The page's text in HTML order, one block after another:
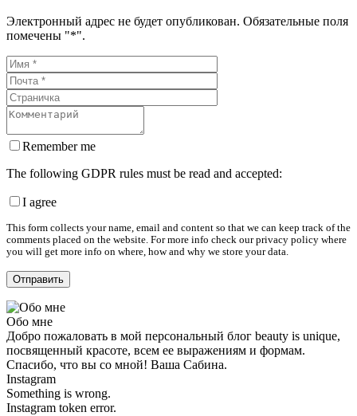
Электронный адрес не будет опубликован. Обязательные поля
помечены "*".
Remember me
The following GDPR rules must be read and accepted:
I agree
This form collects your name, email and content so that we can keep track of the
comments placed on the website. For more info check our privacy policy where
you will get more info on where, how and why we store your data.
Обо мне
Добро пожаловать в мой персональный блог beauty is unique,
посвященный красоте, всем ее выражениям и формам.
Спасибо, что вы со мной! Ваша Сабина.
Instagram
Something is wrong.
Instagram token error.